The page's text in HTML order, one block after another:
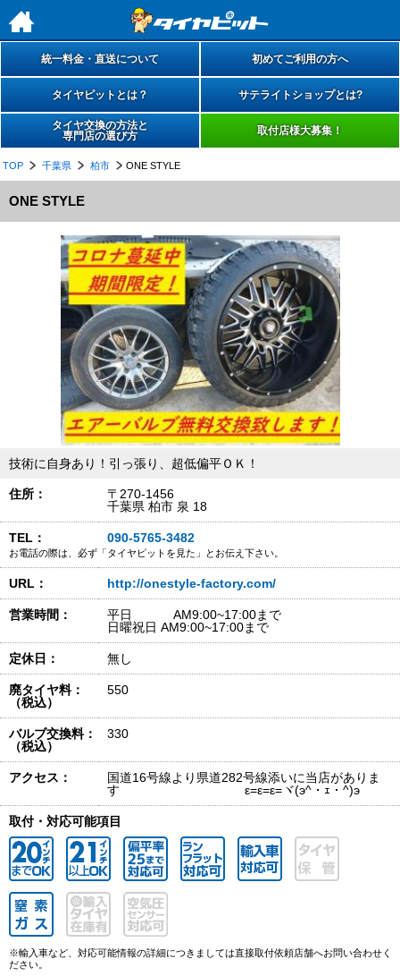
h
統一料金・直送について 初めてご利用の方へ
タイヤピットとは？ サテライトショップとは?
タイヤ交換の方法と
専門店の選び方
取付店様大募集！
TOP 千葉県 柏市 ONE STYLE
ONE STYLE
技術に自身あり！引っ張り、超低偏平ＯＫ！
住所：
〒270-1456
千葉県 柏市 泉 18
TEL： 090-5765-3482
お電話の際は、必ず「タイヤピットを見た」とお伝え下さい。
URL： http://onestyle-factory.com/
営業時間：
平日 AM9:00~17:00まで
日曜祝日 AM9:00~17:00まで
定休日： 無し
廃タイヤ料：
（税込）
550
バルブ交換料：
（税込）
330
アクセス：
国道16号線より県道282号線添いに当店がありま
す ε=ε=ε=ヾ(э^・ｪ・^)э
取付・対応可能項目
※輸入車など、対応可能情報の詳細につきましては直接取付依頼店舗へお問い合わせく
ださい。